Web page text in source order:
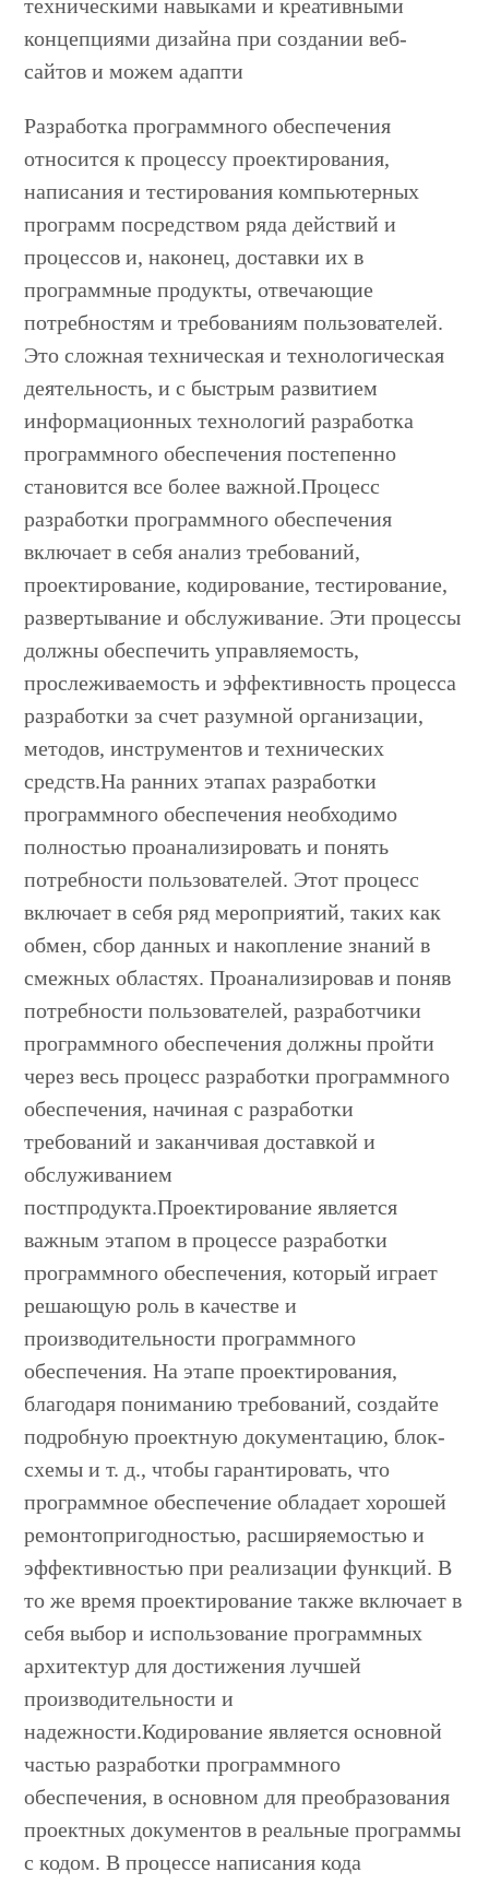
техническими навыками и креативными
концепциями дизайна при создании веб-
сайтов и можем адапти
Разработка программного обеспечения
относится к процессу проектирования,
написания и тестирования компьютерных
программ посредством ряда действий и
процессов и, наконец, доставки их в
программные продукты, отвечающие
потребностям и требованиям пользователей.
Это сложная техническая и технологическая
деятельность, и с быстрым развитием
информационных технологий разработка
программного обеспечения постепенно
становится все более важной.Процесс
разработки программного обеспечения
включает в себя анализ требований,
проектирование, кодирование, тестирование,
развертывание и обслуживание. Эти процессы
должны обеспечить управляемость,
прослеживаемость и эффективность процесса
разработки за счет разумной организации,
методов, инструментов и технических
средств.На ранних этапах разработки
программного обеспечения необходимо
полностью проанализировать и понять
потребности пользователей. Этот процесс
включает в себя ряд мероприятий, таких как
обмен, сбор данных и накопление знаний в
смежных областях. Проанализировав и поняв
потребности пользователей, разработчики
программного обеспечения должны пройти
через весь процесс разработки программного
обеспечения, начиная с разработки
требований и заканчивая доставкой и
обслуживанием
постпродукта.Проектирование является
важным этапом в процессе разработки
программного обеспечения, который играет
решающую роль в качестве и
производительности программного
обеспечения. На этапе проектирования,
благодаря пониманию требований, создайте
подробную проектную документацию, блок-
схемы и т. д., чтобы гарантировать, что
программное обеспечение обладает хорошей
ремонтопригодностью, расширяемостью и
эффективностью при реализации функций. В
то же время проектирование также включает в
себя выбор и использование программных
архитектур для достижения лучшей
производительности и
надежности.Кодирование является основной
частью разработки программного
обеспечения, в основном для преобразования
проектных документов в реальные программы
с кодом. В процессе написания кода